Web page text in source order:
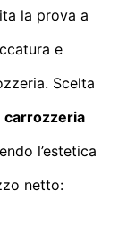
la prova a
e
Scelta
carrozzeria
l’estetica
netto: